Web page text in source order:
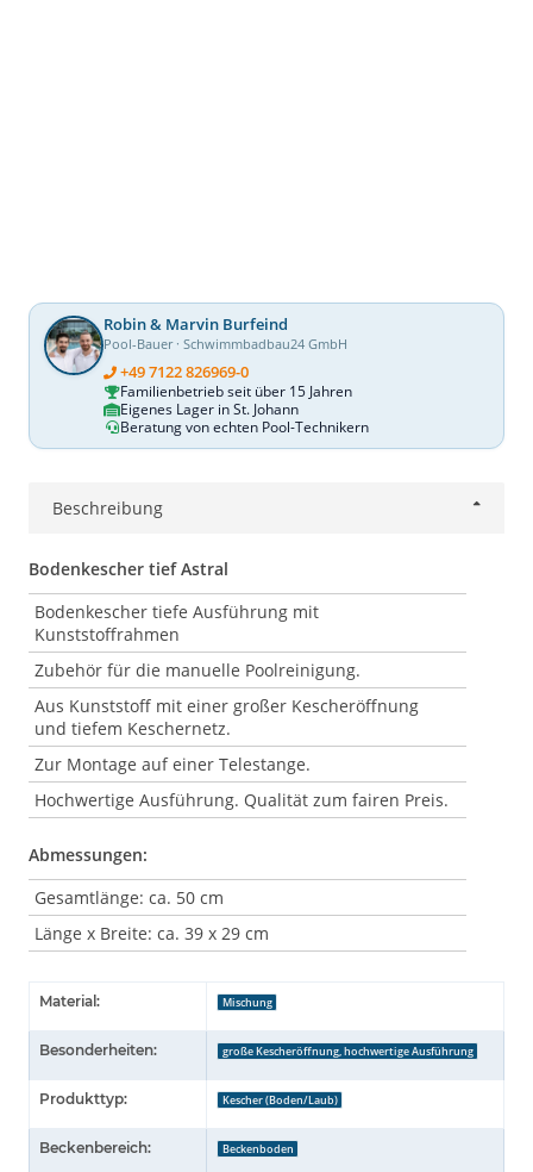
Robin & Marvin Burfeind
Pool-Bauer · Schwimmbadbau24 GmbH
+49 7122 826969-0
Familienbetrieb seit über 15 Jahren
Eigenes Lager in St. Johann
Beratung von echten Pool-Technikern
Beschreibung
Bodenkescher tief Astral
Bodenkescher tiefe Ausführung mit
Kunststoffrahmen
Zubehör für die manuelle Poolreinigung.
Aus Kunststoff mit einer großer Kescheröffnung
und tiefem Keschernetz.
Zur Montage auf einer Telestange.
Hochwertige Ausführung. Qualität zum fairen Preis.
Abmessungen:
Gesamtlänge: ca. 50 cm
Länge x Breite: ca. 39 x 29 cm
Material: Mischung
Besonderheiten: große Kescheröffnung, hochwertige Ausführung
Produkttyp: Kescher (Boden/Laub)
Beckenbereich: Beckenboden